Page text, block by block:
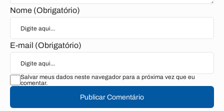
Nome (Obrigatório)
E-mail (Obrigatório)
Salvar meus dados neste navegador para a próxima vez que eu
comentar.
Publicar Comentário